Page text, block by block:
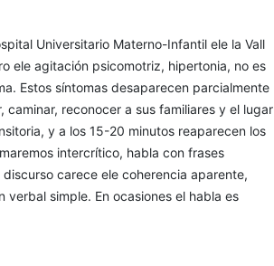
Universitario Materno-Infantil ele la Vall
ele agitación psicomotriz, hi­pertonia, no es
Estos síntomas desaparecen parcialmente
reconocer a sus familiares y el lugar
y a los 15-20 minutos reaparecen los
intercrítico, habla con frases
carece ele coherencia aparente,
simple. En ocasiones el habla es